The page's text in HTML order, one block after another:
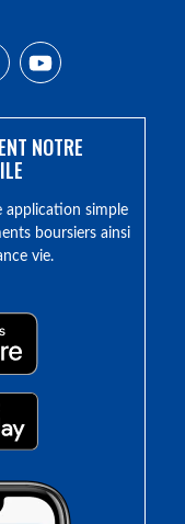
NOTRE
application simple
boursiers ainsi
vie.